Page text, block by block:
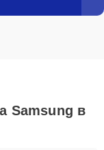
Samsung в